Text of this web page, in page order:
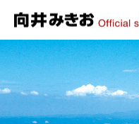
HOME
プロフィール